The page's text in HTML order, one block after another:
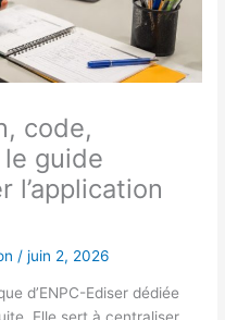
code,
guide
l’application
/juin 2, 2026
d’ENPC-Ediser dédiée